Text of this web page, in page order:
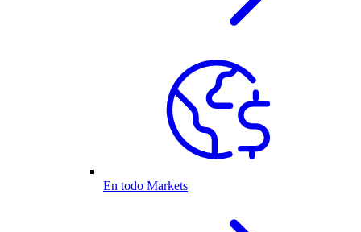
En todo Markets